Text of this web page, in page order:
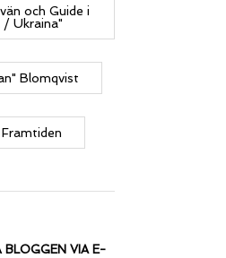
och Guide i
/ Ukraina"
Blomqvist
BLOGGEN VIA E-